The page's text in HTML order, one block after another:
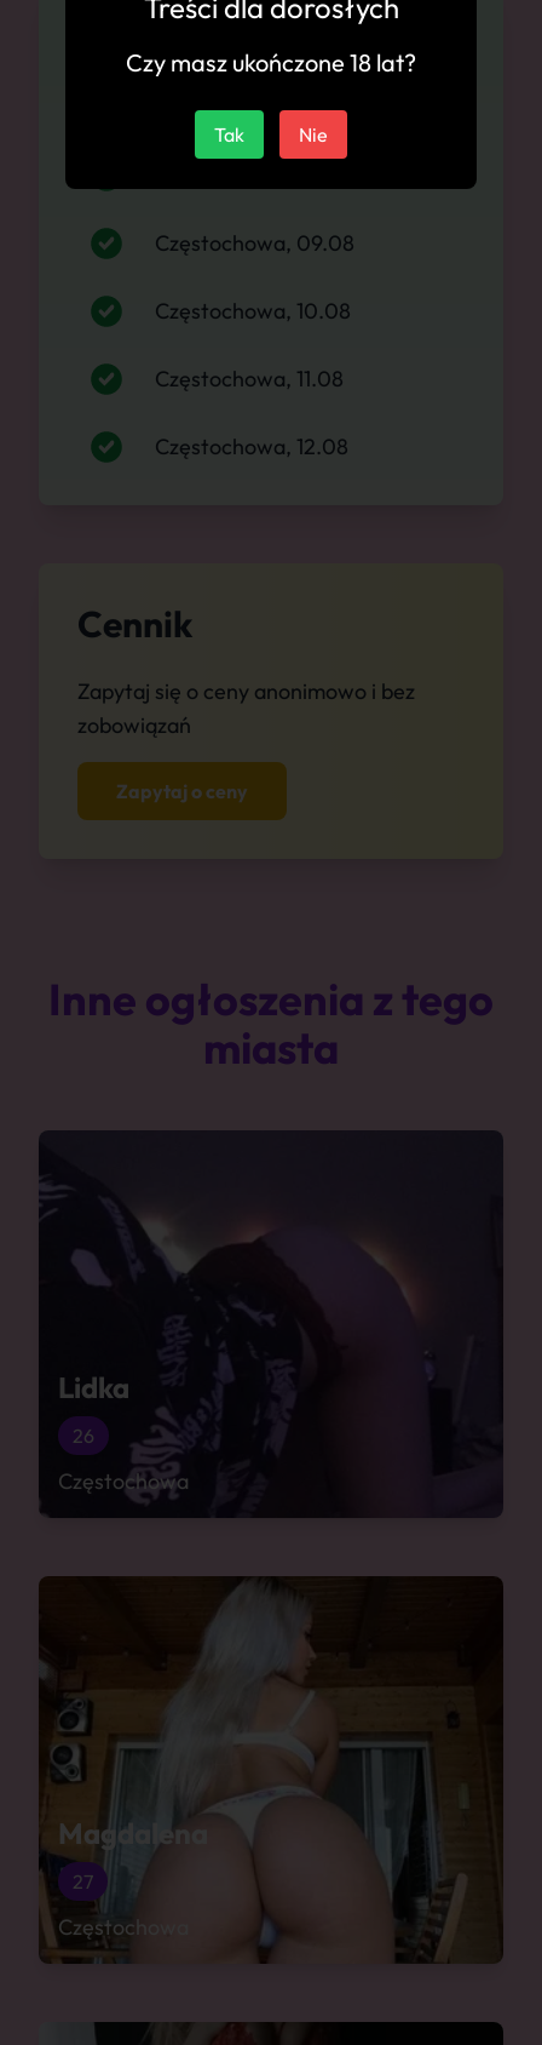
Częstochowa, 07.08
Częstochowa, 09.08
Częstochowa, 10.08
Częstochowa, 11.08
Częstochowa, 12.08
Cennik
Zapytaj się o ceny anonimowo i bez
zobowiązań
Zapytaj o ceny
Inne ogłoszenia z tego
miasta
Lidka
26
Częstochowa
Magdalena
27
Częstochowa
Treści dla dorosłych
Czy masz ukończone 18 lat?
Tak Nie